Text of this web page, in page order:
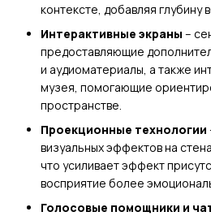
контексте, добавляя глубину
Интерактивные экраны –
предоставляющие
и аудиоматериалы, а также
музея, помогающие
пространстве.
Проекционные технологии
визуальных эффектов на
что усиливает эффект
восприятие более
Голосовые помощники и